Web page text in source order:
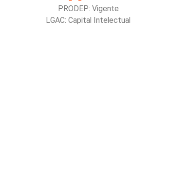
PRODEP: Vigente
LGAC: Capital Intelectual